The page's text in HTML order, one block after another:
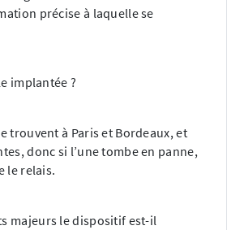
précise à laquelle se
implantée ?
trouvent à Paris et Bordeaux, et
donc si l’une tombe en panne,
le relais.
majeurs le dispositif est-il